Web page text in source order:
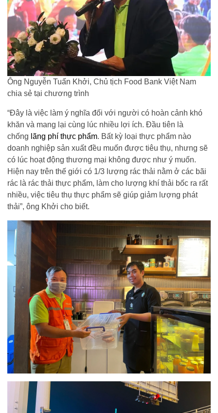
Ông Nguyễn Tuấn Khởi, Chủ tịch Food Bank Việt Nam
chia sẻ tại chương trình
“Đây là việc làm ý nghĩa đối với người có hoàn cảnh khó
khăn và mang lại cùng lúc nhiều lợi ích. Đầu tiên là
chống lãng phí thực phẩm. Bất kỳ loại thực phẩm nào
doanh nghiệp sản xuất đều muốn được tiêu thụ, nhưng sẽ
có lúc hoạt động thương mại không được như ý muốn.
Hiện nay trên thế giới có 1/3 lượng rác thải nằm ở các bãi
rác là rác thải thực phẩm, làm cho lượng khí thải bốc ra rất
nhiều, việc tiêu thụ thực phẩm sẽ giúp giảm lượng phát
thải”, ông Khởi cho biết.